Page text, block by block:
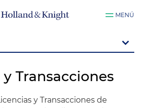
MENÚ
Transacciones
y Transacciones de